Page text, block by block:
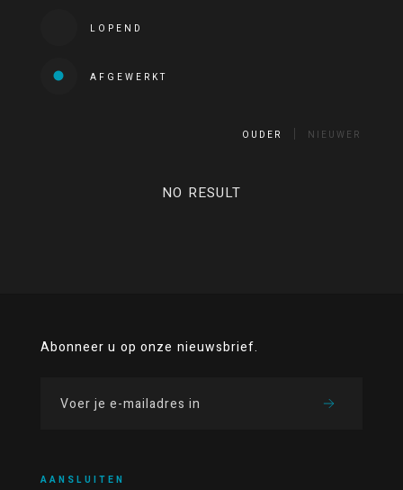
LOPEND
AFGEWERKT
OUDER NIEUWER
NO RESULT
Abonneer u op onze nieuwsbrief.
AANSLUITEN